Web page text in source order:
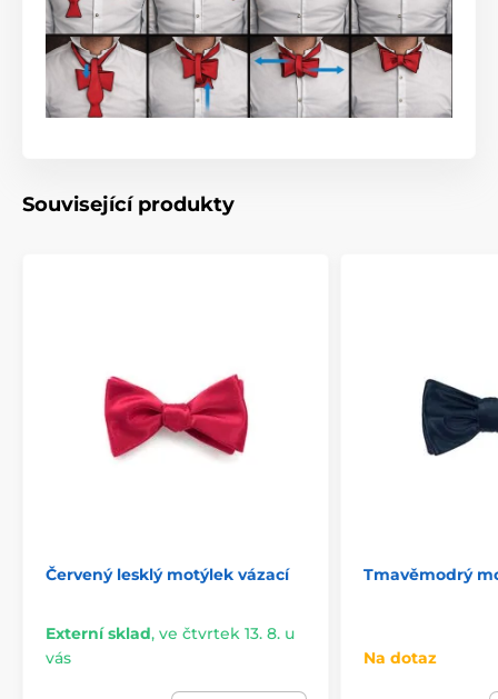
Související produkty
Červený lesklý motýlek vázací
Externí sklad, ve čtvrtek 13. 8. u
vás
Tmavěmodrý
Na dotaz